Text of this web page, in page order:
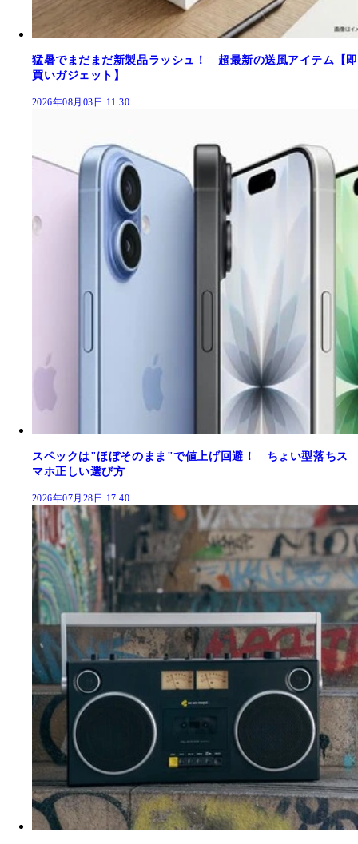
猛暑でまだまだ新製品ラッシュ！ 超最新の送風アイテム【即
買いガジェット】
2026年08月03日 11:30
スペックは"ほぼそのまま"で値上げ回避！ ちょい型落ちス
マホ正しい選び方
2026年07月28日 17:40